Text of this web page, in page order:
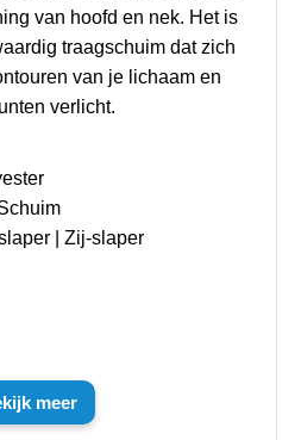
van hoofd en nek. Het is
traagschuim dat zich
van je lichaam en
verlicht.
| Zij-slaper
meer